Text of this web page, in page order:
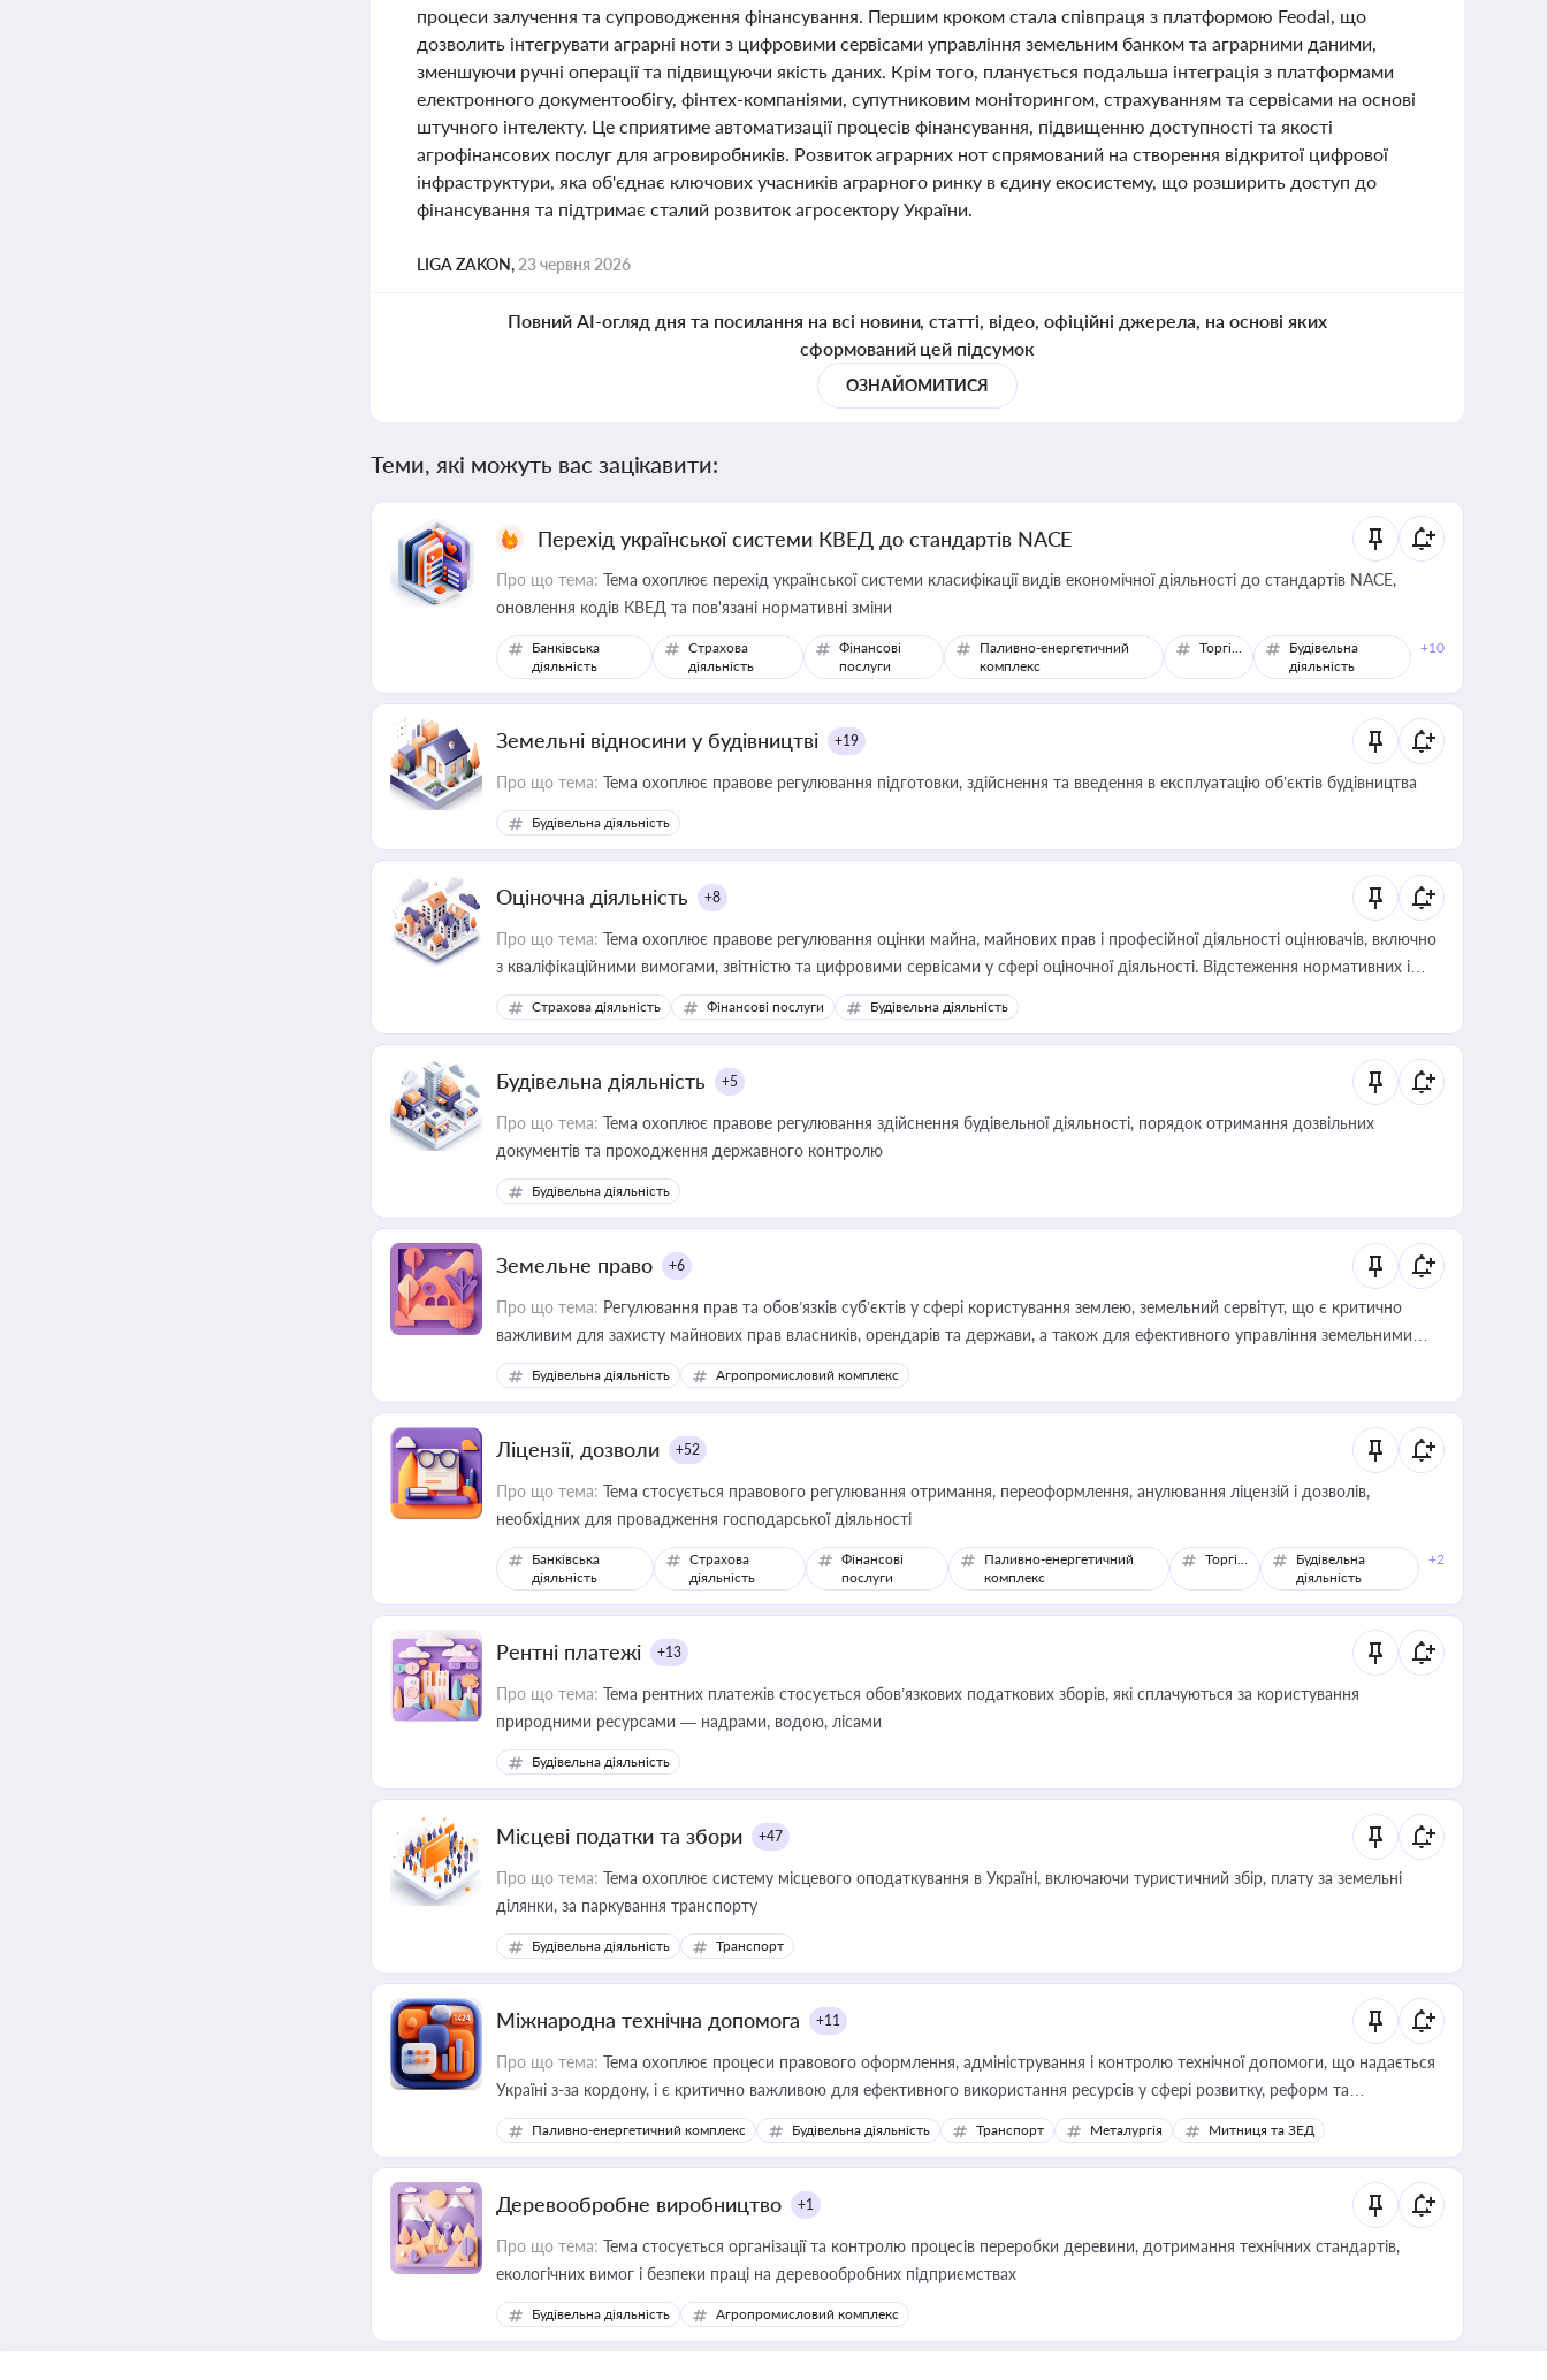
процеси залучення та супроводження фінансування. Першим кроком стала співпраця з платформою Feodal, що
дозволить інтегрувати аграрні ноти з цифровими сервісами управління земельним банком та аграрними даними,
зменшуючи ручні операції та підвищуючи якість даних. Крім того, планується подальша інтеграція з платформами
електронного документообігу, фінтех-компаніями, супутниковим моніторингом, страхуванням та сервісами на основі
штучного інтелекту. Це сприятиме автоматизації процесів фінансування, підвищенню доступності та якості
агрофінансових послуг для агровиробників. Розвиток аграрних нот спрямований на створення відкритої цифрової
інфраструктури, яка об'єднає ключових учасників аграрного ринку в єдину екосистему, що розширить доступ до
фінансування та підтримає сталий розвиток агросектору України.
LIGA ZAKON, 23 червня 2026
Повний AI-огляд дня та посилання на всі новини, статті, відео, офіційні джерела, на основі яких
сформований цей підсумок
ОЗНАЙОМИТИСЯ
Теми, які можуть вас зацікавити:
Перехід української системи КВЕД до стандартів NACE
Про що тема: Тема охоплює перехід української системи класифікації видів економічної діяльності до стандартів NACE,
оновлення кодів КВЕД та пов'язані нормативні зміни
Банківська
діяльність
Страхова
діяльність
Фінансові
послуги
Паливно-енергетичний
комплекс
Торгівля
Будівельна
діяльність
+10
Земельні відносини у будівництві +19
Про що тема: Тема охоплює правове регулювання підготовки, здійснення та введення в експлуатацію об’єктів будівництва
Будівельна діяльність
Оціночна діяльність +8
Про що тема: Тема охоплює правове регулювання оцінки майна, майнових прав і професійної діяльності оцінювачів, включно
з кваліфікаційними вимогами, звітністю та цифровими сервісами у сфері оціночної діяльності. Відстеження нормативних і
медійних змін у цій сфері корисне для власника бізнесу, керівника, юриста або бухгалтера під час оподаткування,
приватизації, оренди державного майна, корпоративних угод і перевірки статусу суб'єктів оціночної діяльності
Страхова діяльність Фінансові послуги Будівельна діяльність
Будівельна діяльність +5
Про що тема: Тема охоплює правове регулювання здійснення будівельної діяльності, порядок отримання дозвільних
документів та проходження державного контролю
Будівельна діяльність
Земельне право +6
Про що тема: Регулювання прав та обов’язків суб’єктів у сфері користування землею, земельний сервітут, що є критично
важливим для захисту майнових прав власників, орендарів та держави, а також для ефективного управління земельними
ресурсами
Будівельна діяльність Агропромисловий комплекс
Ліцензії, дозволи +52
Про що тема: Тема стосується правового регулювання отримання, переоформлення, анулювання ліцензій і дозволів,
необхідних для провадження господарської діяльності
Банківська
діяльність
Страхова
діяльність
Фінансові
послуги
Паливно-енергетичний
комплекс
Торгівля
Будівельна
діяльність
+2
Рентні платежі +13
Про що тема: Тема рентних платежів стосується обов’язкових податкових зборів, які сплачуються за користування
природними ресурсами — надрами, водою, лісами
Будівельна діяльність
Місцеві податки та збори +47
Про що тема: Тема охоплює систему місцевого оподаткування в Україні, включаючи туристичний збір, плату за земельні
ділянки, за паркування транспорту
Будівельна діяльність Транспорт
Міжнародна технічна допомога +11
Про що тема: Тема охоплює процеси правового оформлення, адміністрування і контролю технічної допомоги, що надається
Україні з-за кордону, і є критично важливою для ефективного використання ресурсів у сфері розвитку, реформ та
інфраструктурних проєктів
Паливно-енергетичний комплекс Будівельна діяльність Транспорт Металургія Митниця та ЗЕД
Деревообробне виробництво +1
Про що тема: Тема стосується організації та контролю процесів переробки деревини, дотримання технічних стандартів,
екологічних вимог і безпеки праці на деревообробних підприємствах
Будівельна діяльність Агропромисловий комплекс